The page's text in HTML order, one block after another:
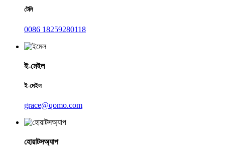
টেলি
0086 18259280118
ই-মেইল
ই-মেইল
grace@qomo.com
হোয়াটসঅ্যাপ